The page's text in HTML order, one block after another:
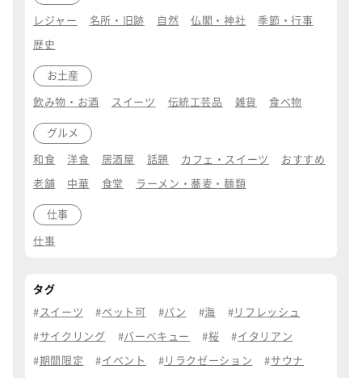
レジャー 名所・旧跡 自然 仏閣・神社 季節・行事
歴史
お土産
飲み物・お酒 スイーツ 伝統工芸品 雑貨 食べ物
グルメ
和食 洋食 居酒屋 話題 カフェ・スイーツ おすすめ
老舗 中華 食堂 ラーメン・蕎麦・麺類
仕事
仕事
タグ
スイーツ ペット可 パン 海 リフレッシュ
サイクリング バーベキュー 桜 イタリアン
期間限定 イベント リラクゼーション サウナ